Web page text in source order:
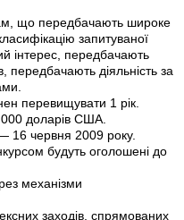
що передбачають широке
запитуваної
інтерес, передбачають
передбачають діяльність за
перевищувати 1 рік.
доларів США.
16 червня 2009 року.
будуть оголошені до
механізми
заходів, спрямованих